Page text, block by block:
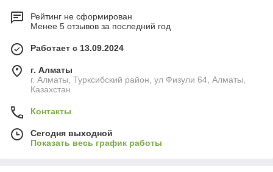
Рейтинг не сформирован
Менее 5 отзывов за последний год
Работает с 13.09.2024
г. Алматы
г. Алматы, Турксибский район, ул Физули 64, Алматы,
Казахстан
Контакты
Сегодня выходной
Показать весь график работы